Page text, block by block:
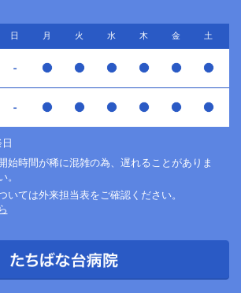
日 月 火 水 木 金 土
始時間が稀に混雑の為、遅れることがありま
。
いては外来担当表をご確認ください。